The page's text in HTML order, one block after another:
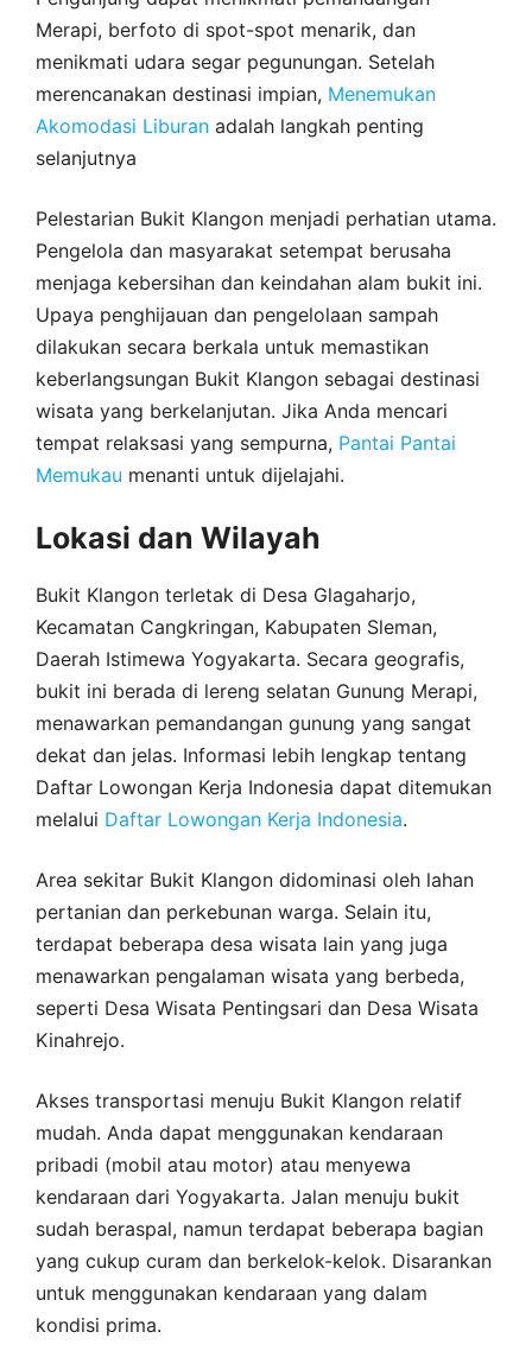
Merapi, berfoto di spot-spot menarik, dan
menikmati udara segar pegunungan. Setelah
merencanakan destinasi impian, Menemukan
Akomodasi Liburan adalah langkah penting
selanjutnya
Pelestarian Bukit Klangon menjadi perhatian utama.
Pengelola dan masyarakat setempat berusaha
menjaga kebersihan dan keindahan alam bukit ini.
Upaya penghijauan dan pengelolaan sampah
dilakukan secara berkala untuk memastikan
keberlangsungan Bukit Klangon sebagai destinasi
wisata yang berkelanjutan. Jika Anda mencari
tempat relaksasi yang sempurna, Pantai Pantai
Memukau menanti untuk dijelajahi.
Lokasi dan Wilayah
Bukit Klangon terletak di Desa Glagaharjo,
Kecamatan Cangkringan, Kabupaten Sleman,
Daerah Istimewa Yogyakarta. Secara geografis,
bukit ini berada di lereng selatan Gunung Merapi,
menawarkan pemandangan gunung yang sangat
dekat dan jelas. Informasi lebih lengkap tentang
Daftar Lowongan Kerja Indonesia dapat ditemukan
melalui Daftar Lowongan Kerja Indonesia.
Area sekitar Bukit Klangon didominasi oleh lahan
pertanian dan perkebunan warga. Selain itu,
terdapat beberapa desa wisata lain yang juga
menawarkan pengalaman wisata yang berbeda,
seperti Desa Wisata Pentingsari dan Desa Wisata
Kinahrejo.
Akses transportasi menuju Bukit Klangon relatif
mudah. Anda dapat menggunakan kendaraan
pribadi (mobil atau motor) atau menyewa
kendaraan dari Yogyakarta. Jalan menuju bukit
sudah beraspal, namun terdapat beberapa bagian
yang cukup curam dan berkelok-kelok. Disarankan
untuk menggunakan kendaraan yang dalam
kondisi prima.